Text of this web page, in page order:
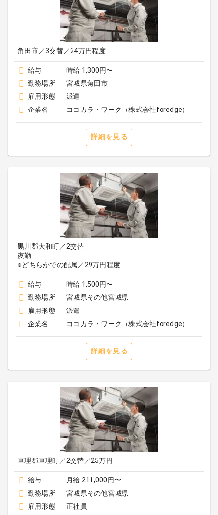
角田市／3交替／24万円程度
給与
時給 1,300円〜
勤務場所
宮城県角田市
雇用形態
派遣
企業名
ココカラ・ワーク（株式会社foredge）
詳細を見る
黒川郡大和町／2交替
夜勤
※どちらかでの配属／29万円程度
給与
時給 1,500円〜
勤務場所
宮城県その他宮城県
雇用形態
派遣
企業名
ココカラ・ワーク（株式会社foredge）
詳細を見る
亘理郡亘理町／2交替／25万円
給与
月給 211,000円〜
勤務場所
宮城県その他宮城県
雇用形態
正社員